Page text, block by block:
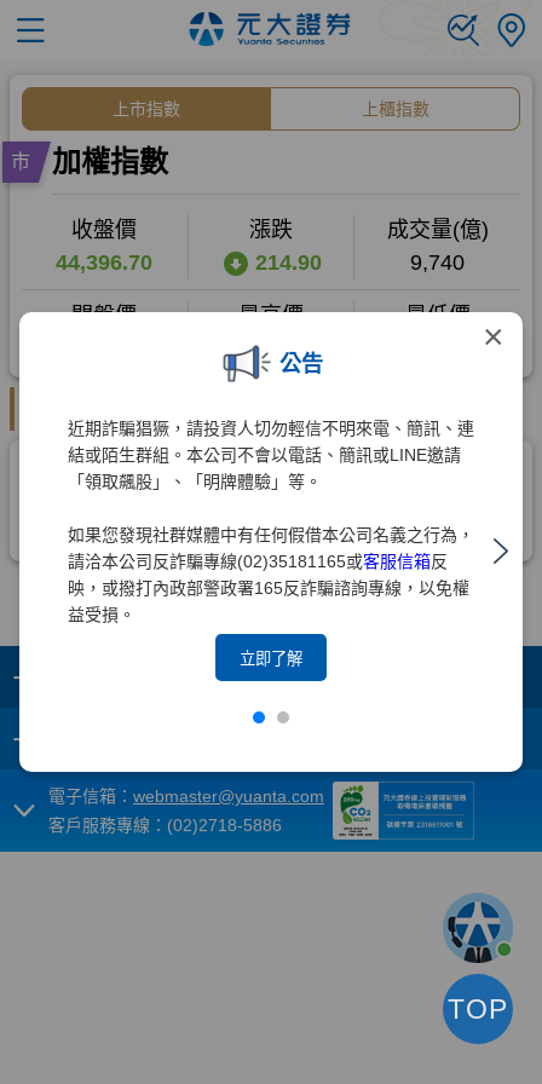
×
公告
近期詐騙猖獗，請投資人切勿輕信不明來電、簡訊、連
結或陌生群組。本公司不會以電話、簡訊或LINE邀請
「領取飆股」、「明牌體驗」等。
如果您發現社群媒體中有任何假借本公司名義之行為，
請洽本公司反詐騙專線(02)35181165或客服信箱反
映，或撥打內政部警政署165反詐騙諮詢專線，以免權
益受損。
立即了解
+
+
電子信箱： webmaster@yuanta.com
客戶服務專線：(02)2718-5886
TOP